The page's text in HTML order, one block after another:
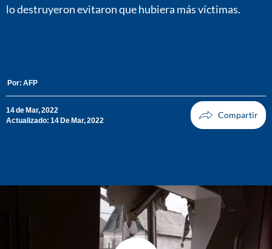
lo destruyeron evitaron que hubiera más víctimas.
Por: AFP
14 de Mar, 2022
Actualizado: 14 De Mar, 2022